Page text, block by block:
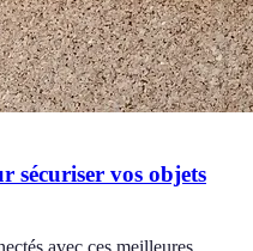
sécuriser vos objets
avec ces meilleures